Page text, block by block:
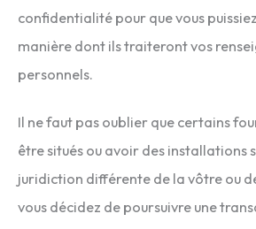
confidentialité pour que vous
manière dont ils traiteront vos
personnels.
Il ne faut pas oublier que certains
être situés ou avoir des installations
juridiction différente de la vôtre ou
vous décidez de poursuivre une